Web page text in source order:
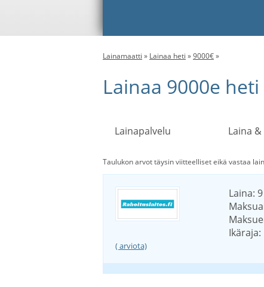
Lainamaatti » Lainaa heti »9000€»
Lainaa 9000e
Lainapalvelu Laina
Taulukon arvot täysin viitteelliset eikä vastaa
( arviota)
Laina: